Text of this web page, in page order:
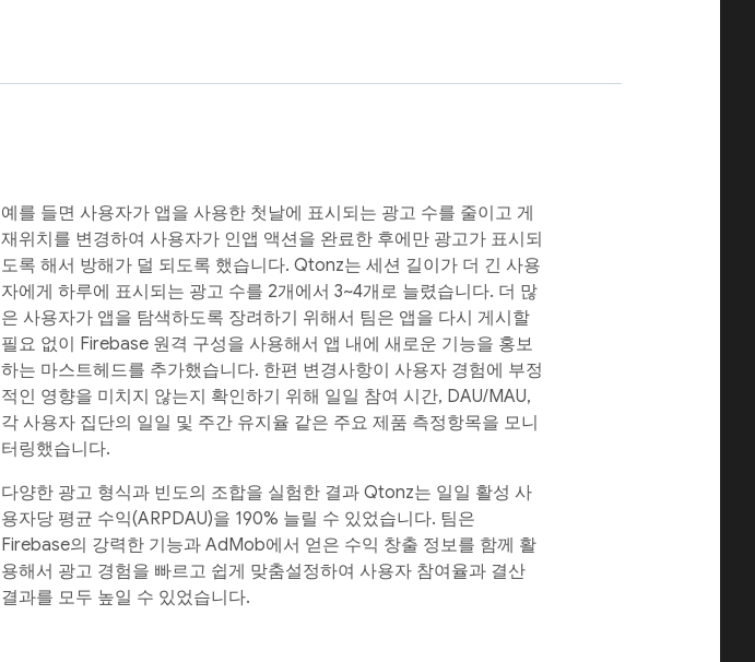
예를 들면 사용자가 앱을 사용한 첫날에 표시되는 광고 수를 줄이고 게
재위치를 변경하여 사용자가 인앱 액션을 완료한 후에만 광고가 표시되
도록 해서 방해가 덜 되도록 했습니다. Qtonz는 세션 길이가 더 긴 사용
자에게 하루에 표시되는 광고 수를 2개에서 3~4개로 늘렸습니다. 더 많
은 사용자가 앱을 탐색하도록 장려하기 위해서 팀은 앱을 다시 게시할
필요 없이 Firebase 원격 구성을 사용해서 앱 내에 새로운 기능을 홍보
하는 마스트헤드를 추가했습니다. 한편 변경사항이 사용자 경험에 부정
적인 영향을 미치지 않는지 확인하기 위해 일일 참여 시간, DAU/MAU,
각 사용자 집단의 일일 및 주간 유지율 같은 주요 제품 측정항목을 모니
터링했습니다.
다양한 광고 형식과 빈도의 조합을 실험한 결과 Qtonz는 일일 활성 사
용자당 평균 수익(ARPDAU)을 190% 늘릴 수 있었습니다. 팀은
Firebase의 강력한 기능과 AdMob에서 얻은 수익 창출 정보를 함께 활
용해서 광고 경험을 빠르고 쉽게 맞춤설정하여 사용자 참여율과 결산
결과를 모두 높일 수 있었습니다.